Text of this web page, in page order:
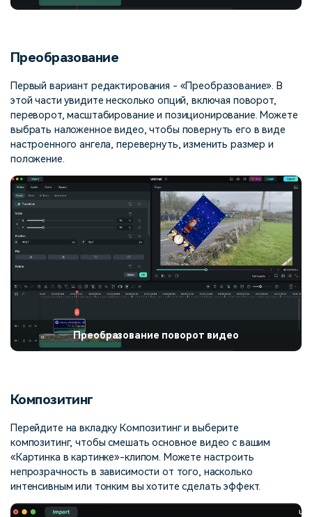
Преобразование поворот видео
Преобразование
Первый вариант редактирования - «Преобразование». В
этой части увидите несколько опций, включая поворот,
переворот, масштабирование и позиционирование. Можете
выбрать наложенное видео, чтобы повернуть его в виде
настроенного ангела, перевернуть, изменить размер и
положение.
Композитинг
Перейдите на вкладку Композитинг и выберите
композитинг, чтобы смешать основное видео с вашим
«Картинка в картинке»-клипом. Можете настроить
непрозрачность в зависимости от того, насколько
интенсивным или тонким вы хотите сделать эффект.